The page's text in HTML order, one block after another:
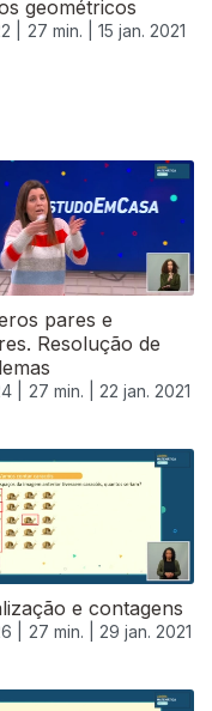
geométricos
| 27 min. | 15 jan. 2021
pares e
Resolução de
| 27 min. | 22 jan. 2021
e contagens
| 27 min. | 29 jan. 2021